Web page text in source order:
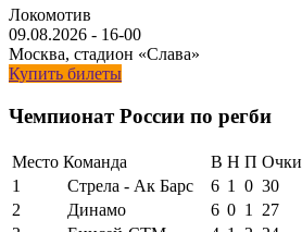
Локомотив
09.08.2026 - 16-00
Москва, стадион «Слава»
Купить билеты
Чемпионат России по регби
Место Команда В Н П Очки
1
Стрела - Ак Барс 6 1 0 30
2
Динамо 6 0 1
27